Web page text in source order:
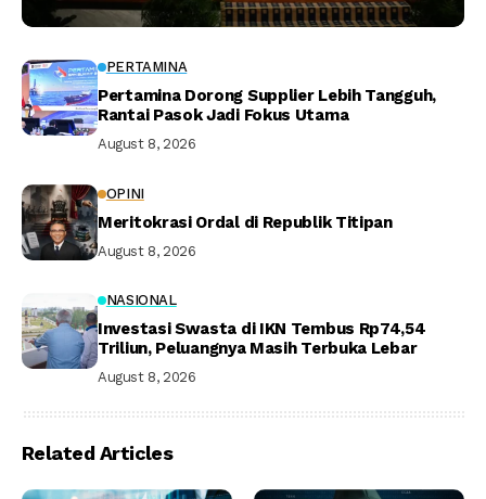
PERTAMINA
Pertamina Dorong Supplier Lebih Tangguh,
Rantai Pasok Jadi Fokus Utama
August 8, 2026
OPINI
Meritokrasi Ordal di Republik Titipan
August 8, 2026
NASIONAL
Investasi Swasta di IKN Tembus Rp74,54
Triliun, Peluangnya Masih Terbuka Lebar
August 8, 2026
Related Articles